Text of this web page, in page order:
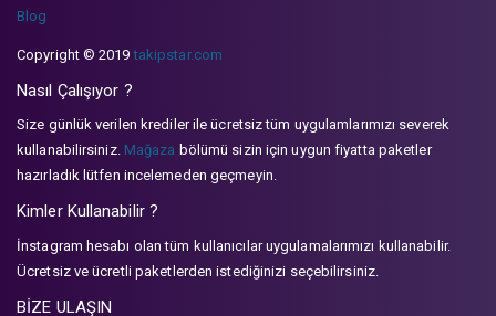
Blog
Copyright © 2019takipstar.com
Nasıl Çalışıyor ?
Size günlük verilen krediler ile ücretsiz tüm uygulamlarımızı severek
kullanabilirsiniz. Mağaza bölümü sizin için uygun fiyatta paketler
hazırladık lütfen incelemeden geçmeyin.
Kimler Kullanabilir ?
İnstagram hesabı olan tüm kullanıcılar uygulamalarımızı kullanabilir.
Ücretsiz ve ücretli paketlerden istediğinizi seçebilirsiniz.
BİZE ULAŞIN